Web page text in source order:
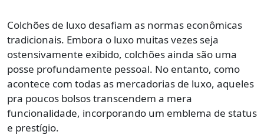
Colchões de luxo desafiam as normas econômicas
tradicionais. Embora o luxo muitas vezes seja
ostensivamente exibido, colchões ainda são uma
posse profundamente pessoal. No entanto, como
acontece com todas as mercadorias de luxo, aqueles
pra poucos bolsos transcendem a mera
funcionalidade, incorporando um emblema de status
e prestígio.